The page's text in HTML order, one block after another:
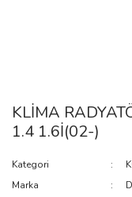
KLİMA
1.4 1.6İ(02-)
Kategori
Marka